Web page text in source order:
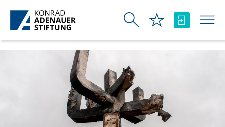
Skip to Main Content